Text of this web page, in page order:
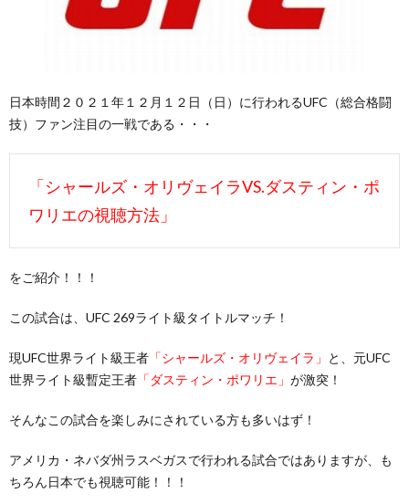
日本時間２０２１年１２月１２日（日）に行われるUFC（総合格闘
技）ファン注目の一戦である・・・
「シャールズ・オリヴェイラVS.ダスティン・ポ
ワリエの視聴方法」
をご紹介！！！
この試合は、UFC 269ライト級タイトルマッチ！
現UFC世界ライト級王者 「シャールズ・オリヴェイラ」 と、元UFC
世界ライト級暫定王者 「ダスティン・ポワリエ」 が激突！
そんなこの試合を楽しみにされている方も多いはず！
アメリカ・ネバダ州ラスベガスで行われる試合ではありますが、も
ちろん日本でも視聴可能！！！